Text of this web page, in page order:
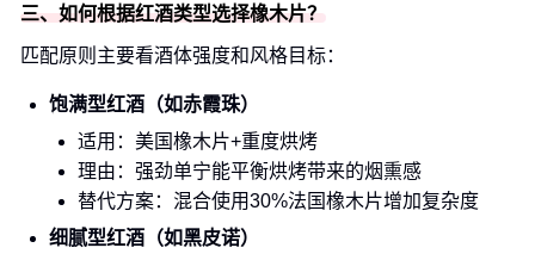
三、如何根据红酒类型选择橡木片？
匹配原则主要看酒体强度和风格目标：
饱满型红酒（如赤霞珠）
适用：美国橡木片+重度烘烤
理由：强劲单宁能平衡烘烤带来的烟熏感
替代方案：混合使用30%法国橡木片增加复杂度
细腻型红酒（如黑皮诺）